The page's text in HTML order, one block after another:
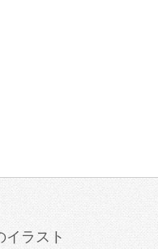
イラスト